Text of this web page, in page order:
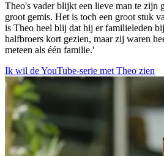
Theo's vader blijkt een lieve man te zijn
groot gemis. Het is toch een groot stuk
is Theo heel blij dat hij er familieleden
halfbroers kort gezien, maar zij waren
meteen als één familie.'
Ik wil de YouTube-serie met Theo zien